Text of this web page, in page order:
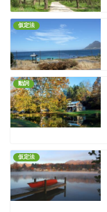
仮定法
動詞
仮定法